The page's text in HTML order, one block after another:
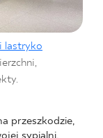
lastryko
przeszkodzie,